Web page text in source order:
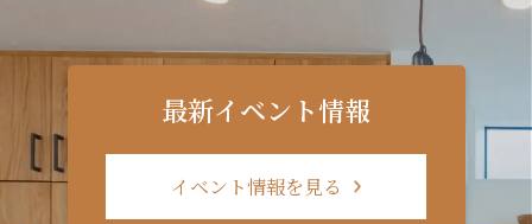
最新イベント情報
イベント情報を見る